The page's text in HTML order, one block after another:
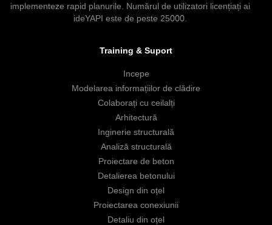
implementeze rapid planurile. Numărul de utilizatori licențiați ai
ideYAPI este de peste 25000.
Training & Suport
Incepe
Modelarea informațiilor de clădire
Colaborați cu ceilalți
Arhitectură
Inginerie structurală
Analiză structurală
Proiectare de beton
Detalierea betonului
Design din oțel
Proiectarea conexiunii
Detaliu din oțel